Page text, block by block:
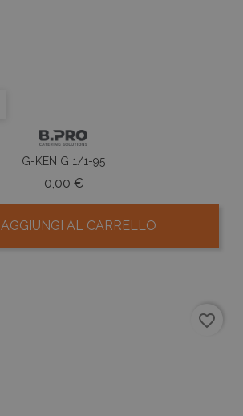
G-KEN G 1/1-95
0,00 €Prezzo
AGGIUNGI AL CARRELLO
favorite_border